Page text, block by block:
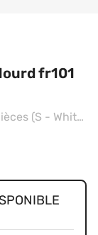
fr101
Prix à l'unité pour 5 pièces (S - White/white, Impression coeur)